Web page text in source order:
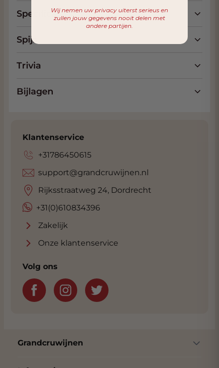
Specificaties
Spijs
Trivia
Bijlagen
Klantenservice
+31786450615
+31(0)610834396
support@grandcruwijnen.nl
Rijksstraatweg 24, Dordrecht
Zakelijk
Onze klantenservice
Volg ons
Grandcruwijnen
Wij nemen uw privacy uiterst serieus en
zullen jouw gegevens nooit delen met
andere partijen.